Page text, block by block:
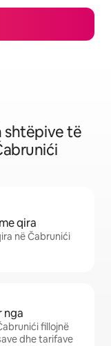
shtëpive të
qira
në Čabrunići
nga
fillojnë
dhe tarifave